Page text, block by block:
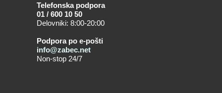
Telefonska podpora
01 / 600 10 50
Delovniki: 8:00-20:00
Podpora po e-pošti
info@zabec.net
Non-stop 24/7